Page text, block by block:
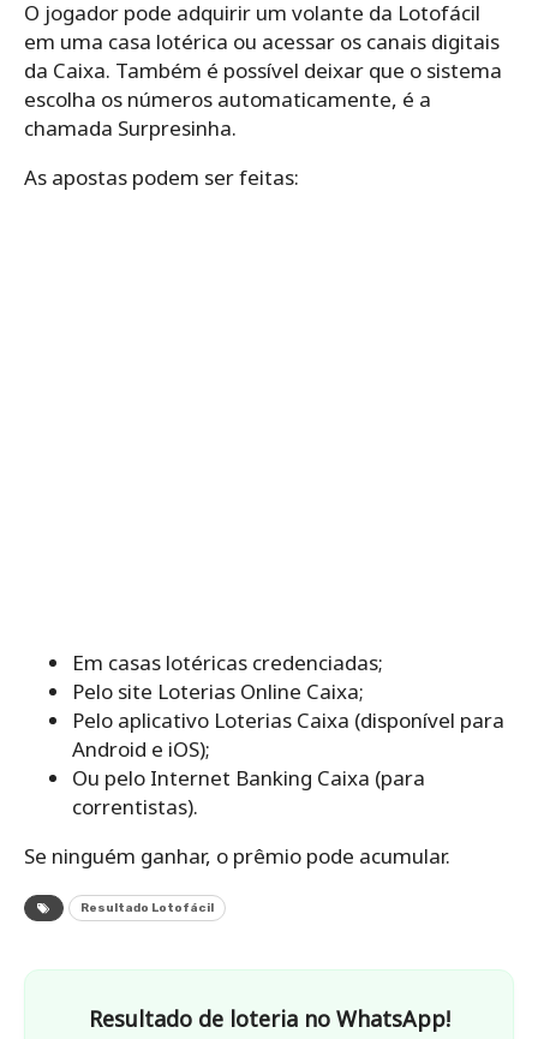
O jogador pode adquirir um volante da Lotofácil
em uma casa lotérica ou acessar os canais digitais
da Caixa. Também é possível deixar que o sistema
escolha os números automaticamente, é a
chamada Surpresinha.
As apostas podem ser feitas:
Em casas lotéricas credenciadas;
Pelo site Loterias Online Caixa;
Pelo aplicativo Loterias Caixa (disponível para
Android e iOS);
Ou pelo Internet Banking Caixa (para
correntistas).
Se ninguém ganhar, o prêmio pode acumular.
Resultado Lotofácil
Resultado de loteria no WhatsApp!